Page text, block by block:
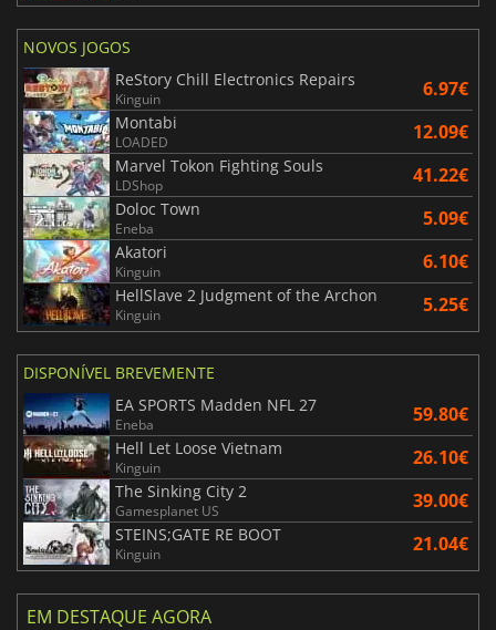
NOVOS JOGOS
ReStory Chill Electronics Repairs
Kinguin 6.97€
Montabi
LOADED 12.09€
Marvel Tokon Fighting Souls
LDShop 41.22€
Doloc Town
Eneba 5.09€
Akatori
Kinguin 6.10€
HellSlave 2 Judgment of the Archon
Kinguin 5.25€
DISPONÍVEL BREVEMENTE
EA SPORTS Madden NFL 27
Eneba 59.80€
Hell Let Loose Vietnam
Kinguin 26.10€
The Sinking City 2
Gamesplanet US 39.00€
STEINS;GATE RE BOOT
Kinguin 21.04€
EM DESTAQUE AGORA